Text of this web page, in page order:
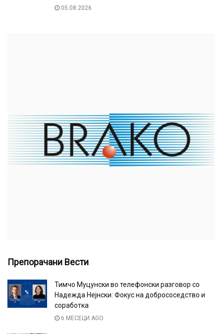
05.08.2026
Препорачани Вести
Тимчо Муцунски во телефонски разговор со
Надежда Нејнски: Фокус на добрососедство и
соработка
6 МЕСЕЦИ AGO